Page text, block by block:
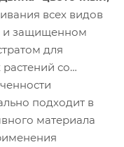
всех видов
и защищенном
для
со
подходит в
материала